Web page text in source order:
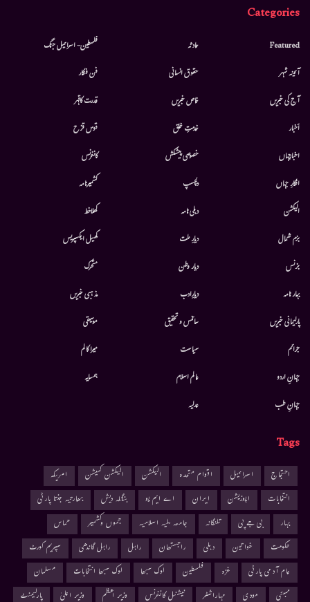
Categories
Featured
آئینہ شہر
آج کی خبریں
أخبار
اخبارجہاں
افکارِ جہاں
الیکشن
بزم شمال
بزنس
بہار نامہ
پارلیمانی خبریں
جرائم
جہانِ اردو
جہانِ طب
حادثہ
حقوق انسانی
خاص خبریں
خدمتِ خلق
خصوصی پیشکش
دلچسپ
دہلی نامہ
دیارِ ملت
دیار وطن
دیارِادب
سائنس و تحقیق
سیاست
عالم اسلام
عدلیہ
فلسطین- اسرائیل جنگ
فن فنکار
قدرت کاقہر
قوس قزح
کانفرنس
کشمیرنامہ
کھلاخط
کھیل ایکسپریس
متحرك
مذہبی خبریں
موسيقى
میرا کالم
ہمسایہ
Tags
احتجاج اسرائیل اقوام متحدہ الیکشن الیکشن کمیشن
امریکہ
انتخابات
اپوزیشن ایران اے ایم یو بنگلہ دیش
بھارتیہ جنتا پارٹی
بہار
بی جے پی تلنگانہ جامعہ ملیہ اسلامیہ جموں وکشمیر
حماس
حکومت
خواتین دہلی راجستھان راہل راہل گاندھی
سپریم کورٹ
عام آدمی پارٹی
غزہ فلسطین لوک سبھا لوک سبھا انتخابات
مسلمان
ممبئی
مودی مہاراشٹر نیشنل کانفرنس وزیر اعظم وزیر اعلیٰ پارلیمنٹ